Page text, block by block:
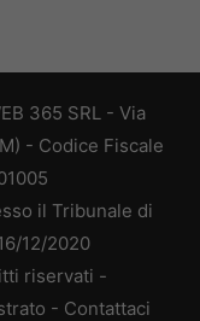
365 SRL - Via
- Codice Fiscale
il Tribunale di
12/2020
riservati -
- Contattaci